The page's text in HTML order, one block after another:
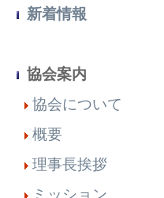
新着情報
協会案内
協会について
概要
理事長挨拶
ミッション